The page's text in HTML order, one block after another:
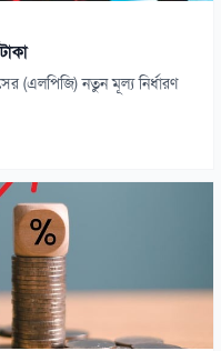
(এলপিজি) নতুন মূল্য নির্ধারণ